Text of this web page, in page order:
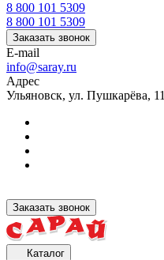
8 800 101 5309
8 800 101 5309
Заказать звонок
E-mail
info@saray.ru
Адрес
Ульяновск, ул. Пушкарёва, 11
Заказать звонок
Каталог